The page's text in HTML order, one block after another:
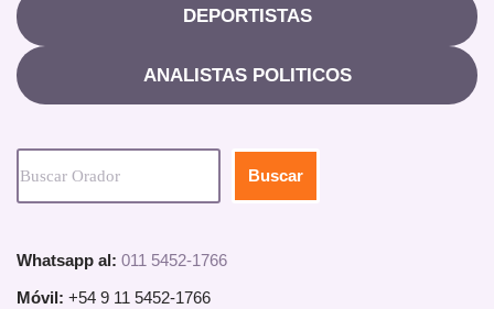
DEPORTISTAS
ANALISTAS POLITICOS
Buscar
Whatsapp al: 011 5452-1766
Móvil: +54 9 11 5452-1766